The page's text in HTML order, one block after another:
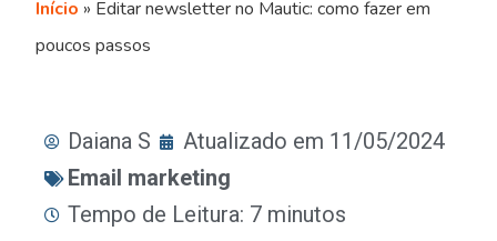
Início » Editar newsletter no Mautic: como fazer em
poucos passos
Daiana S
Atualizado em 11/05/2024
Email marketing
Tempo de Leitura: 7 minutos